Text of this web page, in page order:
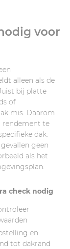
voor
alleen als de
bij platte
of
mis. Daarom
rendement te
dak.
geen
als het
check nodig
en
tot dakrand